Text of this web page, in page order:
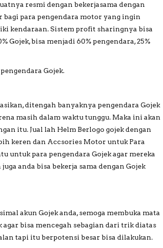
resmi dengan bekerjasama dengan
bagi para pengendara motor yang ingin
kendaraan. Sistem profit sharingnya bisa
Gojek, bisa menjadi 60% pengendara, 25%
Gojek.
ditengah banyaknya pengendara Gojek
masih dalam waktu tunggu. Maka ini akan
itu. Jual lah Helm Berlogo gojek dengan
keren dan Accsories Motor untuk Para
untuk para pengendara Gojek agar mereka
anda bisa bekerja sama dengan Gojek
akun Gojek anda, semoga membuka mata
bisa mencegah sebagian dari trik diatas
tapi itu berpotensi besar bisa dilakukan.